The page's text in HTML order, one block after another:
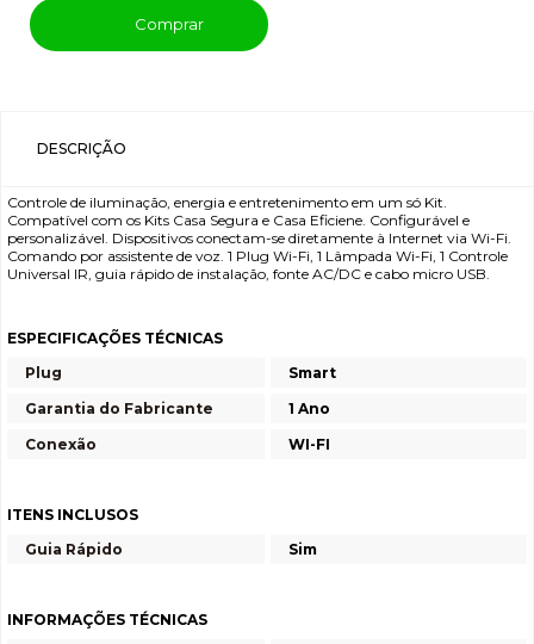
Comprar
DESCRIÇÃO
Controle de iluminação, energia e entretenimento em um só Kit.
Compatível com os Kits Casa Segura e Casa Eficiene. Configurável e
personalizável. Dispositivos conectam-se diretamente à Internet via Wi-Fi.
Comando por assistente de voz. 1 Plug Wi-Fi, 1 Lâmpada Wi-Fi, 1 Controle
Universal IR, guia rápido de instalação, fonte AC/DC e cabo micro USB.
ESPECIFICAÇÕES TÉCNICAS
Plug
Smart
Garantia do Fabricante
1 Ano
Conexão
WI-FI
ITENS INCLUSOS
Guia Rápido
Sim
INFORMAÇÕES TÉCNICAS